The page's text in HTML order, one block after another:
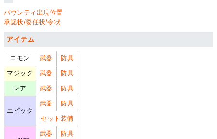
バウンティ出現位置
承認状/委任状/令状
アイテム
コモン 武器 防具
マジック 武器 防具
レア 武器 防具
エピック
武器 防具
セット装備
武器 防具